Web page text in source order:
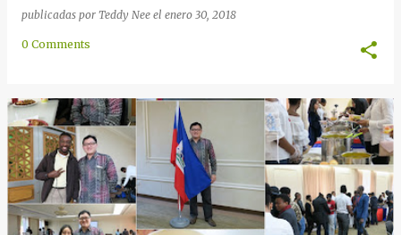
publicadas por Teddy Nee el enero 30, 2018
0 Comments